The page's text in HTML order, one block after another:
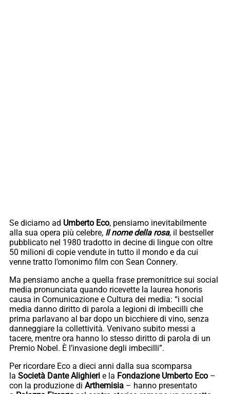
Se diciamo ad Umberto Eco, pensiamo inevitabilmente
alla sua opera più celebre, Il nome della rosa, il bestseller
pubblicato nel 1980 tradotto in decine di lingue con oltre
50 milioni di copie vendute in tutto il mondo e da cui
venne tratto l’omonimo film con Sean Connery.
Ma pensiamo anche a quella frase premonitrice sui social
media pronunciata quando ricevette la laurea honoris
causa in Comunicazione e Cultura dei media: “i social
media danno diritto di parola a legioni di imbecilli che
prima parlavano al bar dopo un bicchiere di vino, senza
danneggiare la collettività. Venivano subito messi a
tacere, mentre ora hanno lo stesso diritto di parola di un
Premio Nobel. È l’invasione degli imbecilli”.
Per ricordare Eco a dieci anni dalla sua scomparsa
la Società Dante Alighieri e la Fondazione Umberto Eco –
con la produzione di Arthemisia – hanno presentato